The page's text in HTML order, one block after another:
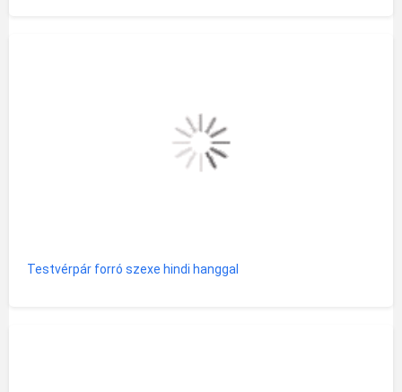
Testvérpár forró szexe hindi hanggal